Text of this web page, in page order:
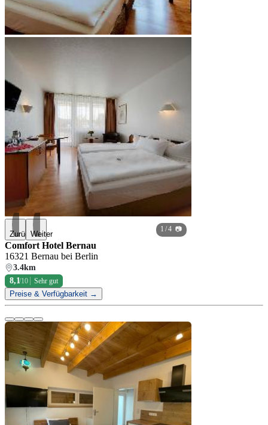
ZurückWeiter
1 / 4 📷
Comfort Hotel Bernau
16321 Bernau bei Berlin
3.4km
8,1/10 Sehr gut
Preise & Verfügbarkeit →